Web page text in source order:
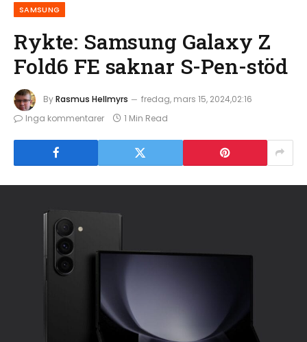
SAMSUNG
Rykte: Samsung Galaxy Z
Fold6 FE saknar S-Pen-stöd
ByRasmus Hellmyrs
fredag, mars 15, 2024,02:16
Inga kommentarer
1 Min Read